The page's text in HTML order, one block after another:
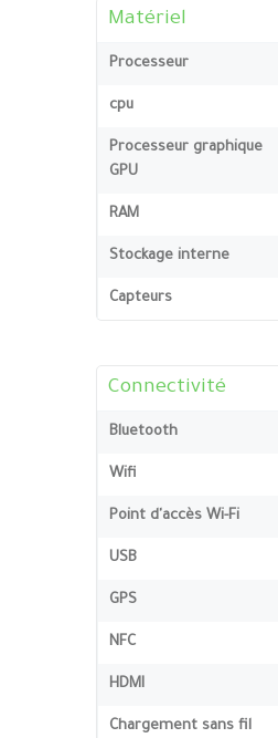
Matériel
Processeur
cpu
Processeur graphique
GPU
RAM
Stockage interne
Capteurs
Connectivité
Bluetooth
Wifi
Point d'accès Wi-Fi
USB
GPS
NFC
HDMI
Chargement sans fil